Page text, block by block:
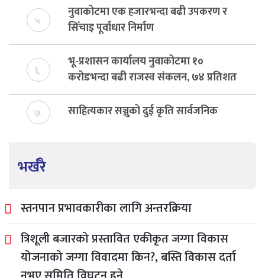
५
नुवाकोटमा एक हजारभन्दा बढी उपकरण र
सिँचाइ पूर्वाधार निर्माण
६
भू-प्रशासन कार्यालय नुवाकोटमा १०
करोडभन्दा बढी राजस्व संकलन, ७४ प्रतिशत
बेरुजु फर्छयौट
७ साहित्यकार सञ्जुको दुई कृति सार्वजनिक
भर्खरै
स्तनपान प्रभावकारीका लागि अन्तरक्रिया
त्रिशूली बजारको प्रस्तावित एकीकृत जग्गा विकास
योजनाको जग्गा विवादमा किन?, बस्ति विकास दर्ता